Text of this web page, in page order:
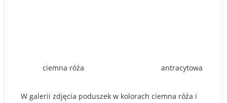
ciemna róża antracytowa
W galerii zdjęcia poduszek w kolorach ciemna róża i